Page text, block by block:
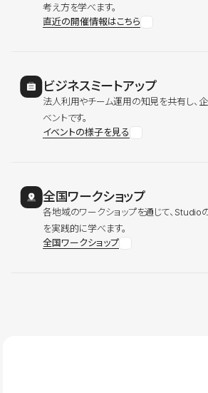
考え方を学べます。
直近の開催情報はこちら
ビジネスミートアップ
法人利用やチーム運用の知見を共有し、
ベントです。
イベントの様子を見る
全国ワークショップ
各地域のワークショップを通じて、Studio
を実践的に学べます。
全国ワークショップ